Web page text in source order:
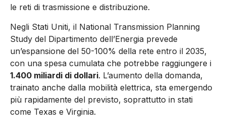
le reti di trasmissione e distribuzione.
Negli Stati Uniti, il National Transmission Planning
Study del Dipartimento dell’Energia prevede
un’espansione del 50-100% della rete entro il 2035,
con una spesa cumulata che potrebbe raggiungere i
1.400 miliardi di dollari. L’aumento della domanda,
trainato anche dalla mobilità elettrica, sta emergendo
più rapidamente del previsto, soprattutto in stati
come Texas e Virginia.